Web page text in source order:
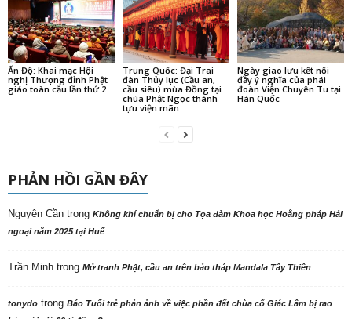
Ấn Độ: Khai mạc Hội
nghị Thượng đỉnh Phật
giáo toàn cầu lần thứ 2
Trung Quốc: Đại Trai
đàn Thủy lục (Cầu an,
cầu siêu) mùa Đồng tại
chùa Phật Ngọc thành
tựu viện mãn
Ngày giao lưu kết nối
đầy ý nghĩa của phái
đoàn Viện Chuyên Tu tại
Hàn Quốc
PHẢN HỒI GẦN ĐÂY
Nguyên Cần trong Không khí chuẩn bị cho Tọa đàm Khoa học Hoằng pháp Hải
ngoại năm 2025 tại Huế
Trần Minh trong Mở tranh Phật, cầu an trên bảo tháp Mandala Tây Thiên
tonydo trong Báo Tuổi trẻ phản ảnh về việc phần đất chùa cổ Giác Lâm bị rao